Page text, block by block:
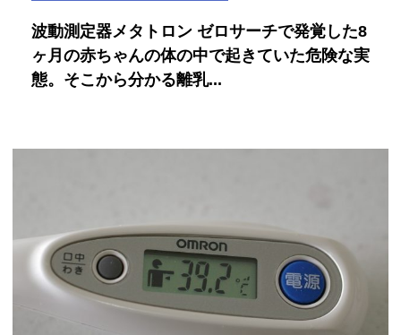
波動測定器メタトロン ゼロサーチで発覚した8
ヶ月の赤ちゃんの体の中で起きていた危険な実
態。そこから分かる離乳...